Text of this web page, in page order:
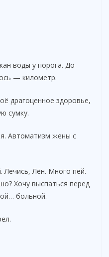
воды у порога. До
— километр.
драгоценное здоровье,
сумку.
Автоматизм жены с
Лён. Много пей.
Хочу выспаться перед
больной.